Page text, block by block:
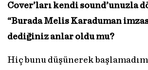
Cover’ları kendi sound’unuzla
“Burada Melis Karaduman
dediğiniz anlar oldu mu?
Hiç bunu düşünerek